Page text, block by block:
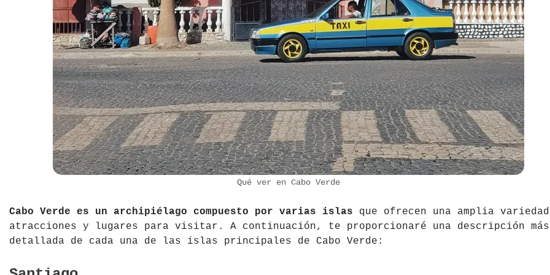
Qué ver en Cabo Verde
Cabo Verde es un archipiélago compuesto por varias islas que ofrecen una amplia
atracciones y lugares para visitar. A continuación, te proporcionaré una descripción más
detallada de cada una de las islas principales de Cabo Verde: